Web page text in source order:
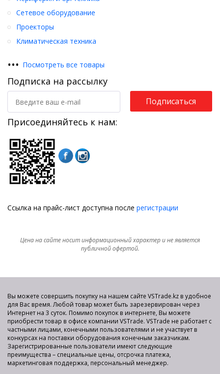
Сетевое оборудование
Проекторы
Климатическая техника
••• Посмотреть все товары
Подписка на рассылку
Подписаться
Присоединяйтесь к нам:
Ссылка на прайс-лист доступна после регистрации
Цена на сайте носит информационный характер и не является
публичной офертой.
Вы можете совершить покупку на нашем сайте VSTrade.kz в удобное
для Вас время. Любой товар может быть зарезервирован через
Интернет на 3 суток. Помимо покупок в интернете, Вы можете
приобрести товар в офисе компании VSTrade. VSTrade не работает с
частными лицами, конечными пользователями и не участвует в
конкурсах на поставки оборудования конечным заказчикам.
Зарегистрированные пользователи имеют следующие
преимущества – специальные цены, отсрочка платежа,
маркетинговая поддержка, персональный менеджер.